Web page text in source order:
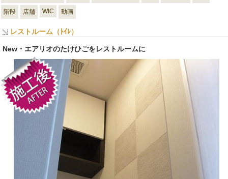
階段 店舗 WIC 動画
レストルーム（ﾄｲﾚ）
New・エアリオのたけひごをレストルームに